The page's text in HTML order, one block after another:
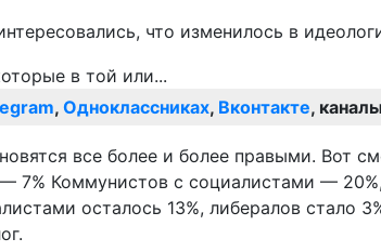
что изменилось в
, Одноклассниках, Вконтакте, каналы
все более и более правыми. Вот
7% Коммунистов с социалистами —
осталось 13%, либералов стало